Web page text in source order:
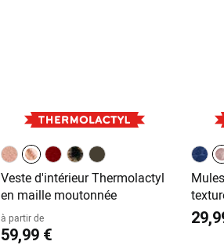
Veste d'intérieur Thermolactyl
en maille moutonnée
à partir de
59,99 €